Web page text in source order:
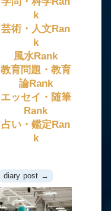
k
芸術・人文Ran
k
風水Rank
教育問題・教育
論Rank
エッセイ・随筆
Rank
占い・鑑定Ran
k
diary post →